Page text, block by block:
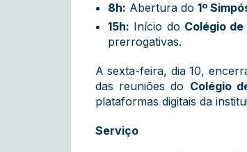
8h: Abertura do 1º
15h: Início do Colégio
prerrogativas.
A sexta-feira, dia 10,
das reuniões do Colégio
plataformas digitais da
Serviço